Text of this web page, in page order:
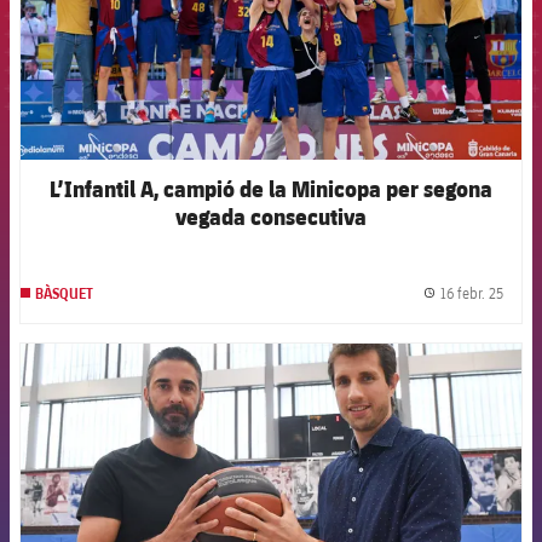
L’Infantil A, campió de la Minicopa per segona
vegada consecutiva
BÀSQUET 16 febr. 25
FCB Barcelona badge